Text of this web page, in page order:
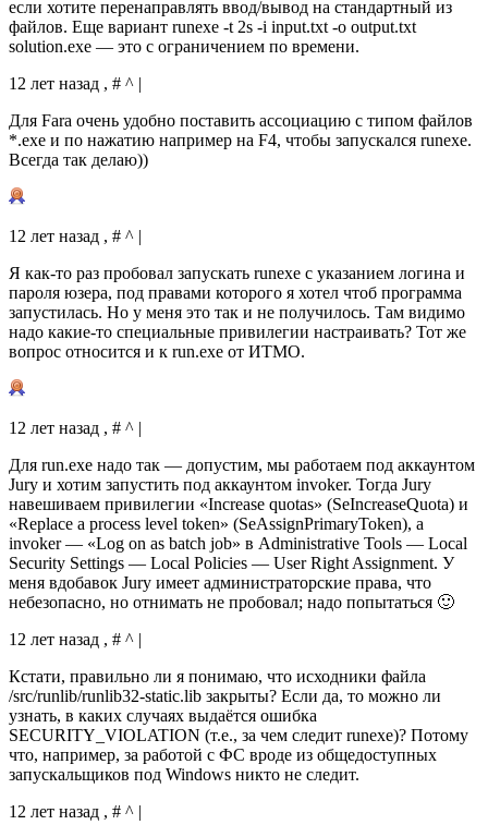
если хотите перенаправлять ввод/вывод на стандартный из
файлов. Еще вариант runexe -t 2s -i input.txt -o output.txt
solution.exe — это с ограничением по времени.
12 лет назад , # ^ |
Для Farа очень удобно поставить ассоциацию с типом файлов
*.exe и по нажатию например на F4, чтобы запускался runexe.
Всегда так делаю))
12 лет назад , # ^ |
Я как-то раз пробовал запускать runexe с указанием логина и
пароля юзера, под правами которого я хотел чтоб программа
запустилась. Но у меня это так и не получилось. Там видимо
надо какие-то специальные привилегии настраивать? Тот же
вопрос относится и к run.exe от ИТМО.
12 лет назад , # ^ |
Для run.exe надо так — допустим, мы работаем под аккаунтом
Jury и хотим запустить под аккаунтом invoker. Тогда Jury
навешиваем привилегии «Increase quotas» (SeIncreaseQuota) и
«Replace a process level token» (SeAssignPrimaryToken), а
invoker — «Log on as batch job» в Administrative Tools — Local
Security Settings — Local Policies — User Right Assignment. У
меня вдобавок Jury имеет администраторские права, что
небезопасно, но отнимать не пробовал; надо попытаться 🙂
12 лет назад , # ^ |
Кстати, правильно ли я понимаю, что исходники файла
/src/runlib/runlib32-static.lib закрыты? Если да, то можно ли
узнать, в каких случаях выдаётся ошибка
SECURITY_VIOLATION (т.е., за чем следит runexe)? Потому
что, например, за работой с ФС вроде из общедоступных
запускальщиков под Windows никто не следит.
12 лет назад , # ^ |